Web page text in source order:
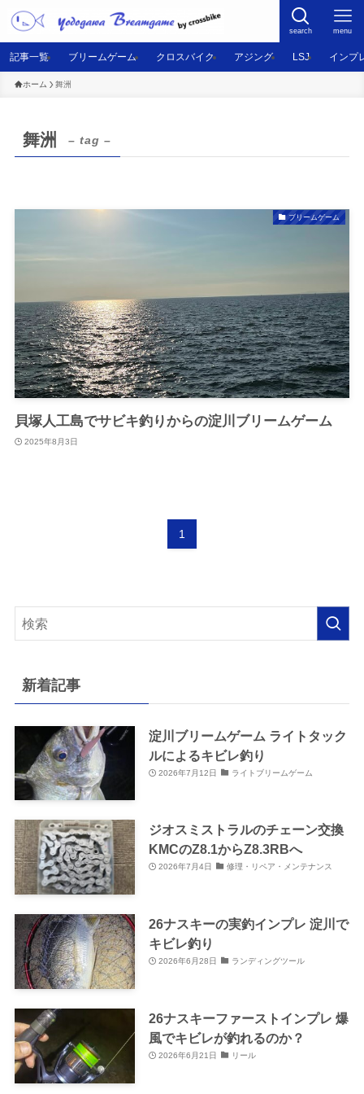
search menu
記事一覧 ブリームゲーム クロスバイク アジング LSJ インプ
ホーム 舞洲
舞洲 – tag –
ブリームゲーム
貝塚人工島でサビキ釣りからの淀川ブリームゲーム
2025年8月3日
1
新着記事
淀川ブリームゲーム ライトタック
ルによるキビレ釣り
2026年7月12日 ライトブリームゲーム
ジオスミストラルのチェーン交換
KMCのZ8.1からZ8.3RBへ
2026年7月4日 修理・リペア・メンテナンス
26ナスキーの実釣インプレ 淀川で
キビレ釣り
2026年6月28日 ランディングツール
26ナスキーファーストインプレ 爆
風でキビレが釣れるのか？
2026年6月21日 リール